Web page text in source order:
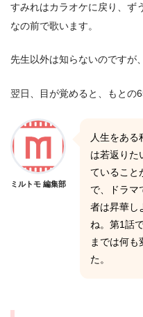
すみれはカラオケに戻り、ず
なの前で歌います。
先生以外は知らないのですが
翌日、目が覚めると、もとの
ミルトモ 編集部
人生をある
は若返りた
ていること
で、ドラマ
者は昇華し
ね。第1話
までは何も
た。